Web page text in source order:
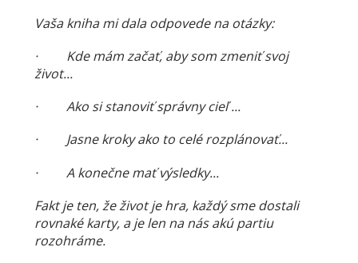
Vaša kniha mi dala odpovede na otázky:
· Kde mám začať, aby som zmeniť svoj
život...
· Ako si stanoviť správny cieľ ...
· Jasne kroky ako to celé rozplánovať...
· A konečne mať výsledky...
Fakt je ten, že život je hra, každý sme dostali
rovnaké karty, a je len na nás akú partiu
rozohráme.